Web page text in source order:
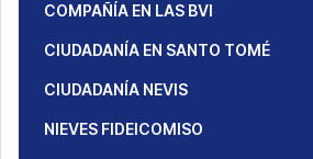
COMPAÑÍA EN LAS BVI
CIUDADANÍA EN SANTO TOMÉ
CIUDADANÍA NEVIS
NIEVES FIDEICOMISO